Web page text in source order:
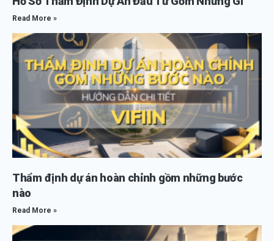
Read More »
Thẩm định dự án hoàn chỉnh gồm những bước
nào
Read More »